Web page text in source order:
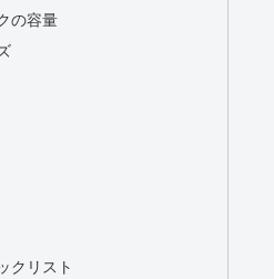
の容量
クリスト